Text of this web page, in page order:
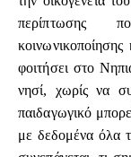
περίπτωσης
φοιτήσει στο
νησί, χωρίς να
παιδαγωγικό
με δεδομένα όλα